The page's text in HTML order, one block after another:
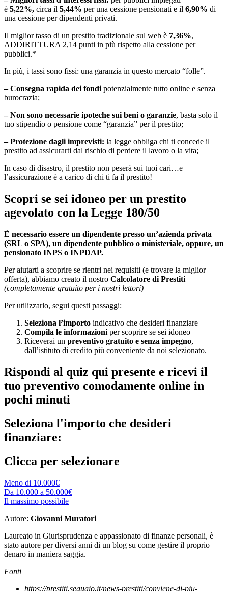
è 5,22%, circa il 5,44% per una cessione pensionati e il 6,90% di
una cessione per dipendenti privati.
Il miglior tasso di un prestito tradizionale sul web è 7,36%,
ADDIRITTURA 2,14 punti in più rispetto alla cessione per
pubblici.*
In più, i tassi sono fissi: una garanzia in questo mercato “folle”.
– Consegna rapida dei fondipotenzialmente tutto online e senza
burocrazia;
– Non sono necessarie ipoteche sui beni o garanzie, basta solo il
tuo stipendio o pensione come “garanzia” per il prestito;
– Protezione dagli imprevisti: la legge obbliga chi ti concede il
prestito ad assicurarti dal rischio di perdere il lavoro o la vita;
In caso di disastro, il prestito non peserà sui tuoi cari…e
l’assicurazione è a carico di chi ti fa il prestito!
Scopri se sei idoneo per un prestito
agevolato con la Legge 180/50
È necessario essere un dipendente presso un’azienda privata
(SRL o SPA), un dipendente pubblico o ministeriale, oppure, un
pensionato INPS o INPDAP.
Per aiutarti a scoprire se rientri nei requisiti (e trovare la miglior
offerta), abbiamo creato il nostro Calcolatore di Prestiti
(completamente gratuito per i nostri lettori)
Per utilizzarlo, segui questi passaggi:
Seleziona l’importo indicativo che desideri finanziare
Compila le informazioni per scoprire se sei idoneo
Riceverai un preventivo gratuito e senza impegno,
dall’istituto di credito più conveniente da noi selezionato.
Rispondi al quiz qui presente e ricevi il
tuo preventivo comodamente online in
pochi minuti
Seleziona l'importo che desideri
finanziare:
Clicca per selezionare
Meno di 10.000€
Da 10.000 a 50.000€
Il massimo possibile
Autore: Giovanni Muratori
Laureato in Giurisprudenza e appassionato di finanze personali, è
stato autore per diversi anni di un blog su come gestire il proprio
denaro in maniera saggia.
Fonti
https://prestiti.segugio.it/news-prestiti/conviene-di-piu-